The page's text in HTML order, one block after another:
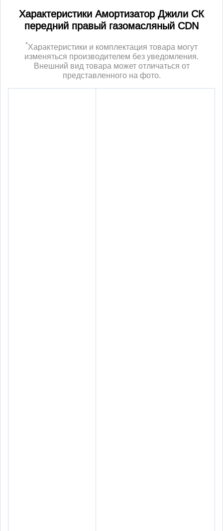
Характеристики Амортизатор Джили СК
передний правый газомасляный CDN
*Характеристики и комплектация товара могут
изменяться производителем без уведомления.
Внешний вид товара может отличаться от
представленного на фото.